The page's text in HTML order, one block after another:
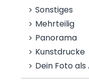
Sonstiges
Mehrteilig
Panorama
Kunstdrucke
Dein Foto